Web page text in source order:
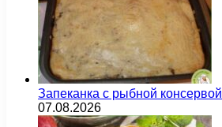
Запеканка с рыбной консервой
07.08.2026